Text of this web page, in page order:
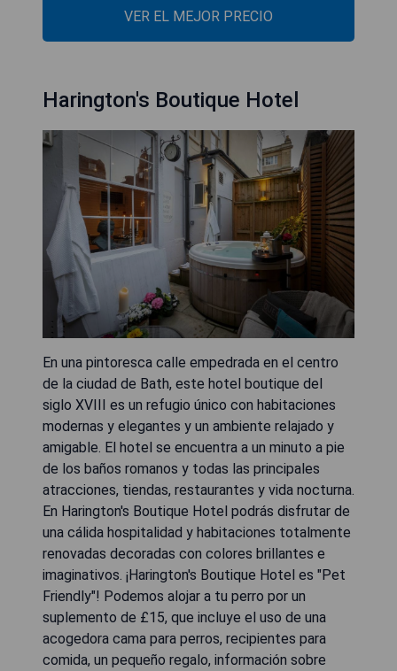
VER EL MEJOR PRECIO
Harington's Boutique Hotel
En una pintoresca calle empedrada en el centro
de la ciudad de Bath, este hotel boutique del
siglo XVIII es un refugio único con habitaciones
modernas y elegantes y un ambiente relajado y
amigable. El hotel se encuentra a un minuto a pie
de los baños romanos y todas las principales
atracciones, tiendas, restaurantes y vida nocturna.
En Harington's Boutique Hotel podrás disfrutar de
una cálida hospitalidad y habitaciones totalmente
renovadas decoradas con colores brillantes e
imaginativos. ¡Harington's Boutique Hotel es "Pet
Friendly"! Podemos alojar a tu perro por un
suplemento de £15, que incluye el uso de una
acogedora cama para perros, recipientes para
comida, un pequeño regalo, información sobre